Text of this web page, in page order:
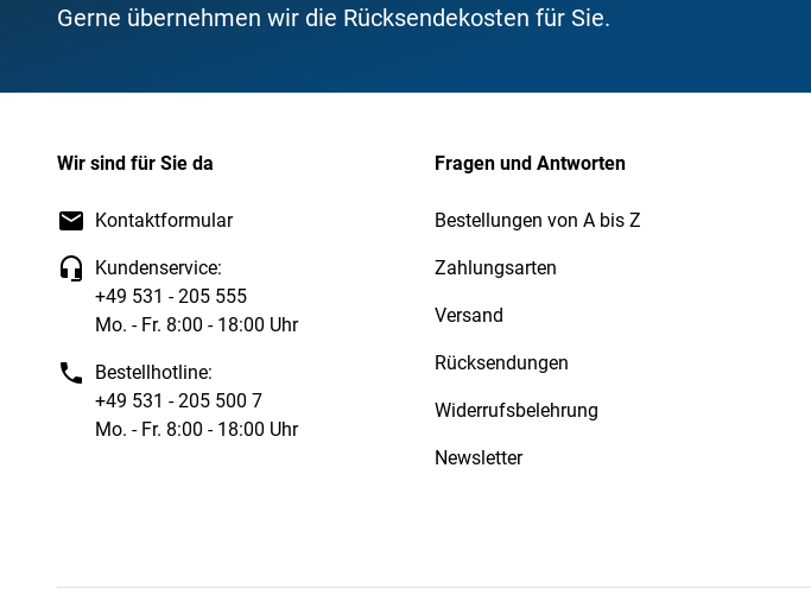
Gerne übernehmen wir die Rücksendekosten für Sie.
Wir sind für Sie da
Kontaktformular
Kundenservice:
+49 531 - 205 555
Mo. - Fr. 8:00 - 18:00 Uhr
Bestellhotline:
+49 531 - 205 500 7
Mo. - Fr. 8:00 - 18:00 Uhr
Fragen und Antworten
Bestellungen von A bis Z
Zahlungsarten
Versand
Rücksendungen
Widerrufsbelehrung
Newsletter